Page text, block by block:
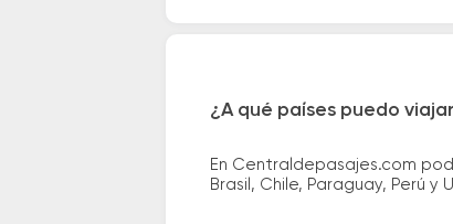
¿A qué países puedo
En Centraldepasajes.com
Brasil, Chile, Paraguay, Perú y